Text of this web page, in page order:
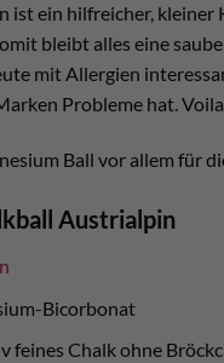
ist ein hilfreicher,
bleibt alles eine
mit Allergien
Probleme hat.
Ball vor allem für
Austrialpin
Bicorbonat
feines Chalk ohne